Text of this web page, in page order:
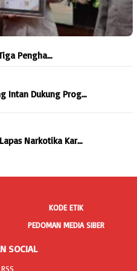
Pengha…
Intan Dukung Prog…
Narkotika Kar…
KODE ETIK
PEDOMAN MEDIA SIBER
SOCIAL
RSS